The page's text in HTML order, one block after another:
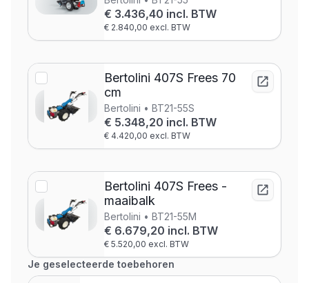
€ 3.436,40 incl. BTW
€ 2.840,00 excl. BTW
Bertolini 407S Frees 70
cm
Bertolini • BT21-55S
€ 5.348,20 incl. BTW
€ 4.420,00 excl. BTW
Bertolini 407S Frees -
maaibalk
Bertolini • BT21-55M
€ 6.679,20 incl. BTW
€ 5.520,00 excl. BTW
Je geselecteerde toebehoren